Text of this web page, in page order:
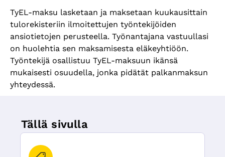
TyEL-maksu lasketaan ja maksetaan kuukausittain
tulorekisteriin ilmoitettujen työntekijöiden
ansiotietojen perusteella. Työnantajana vastuullasi
on huolehtia sen maksamisesta eläkeyhtiöön.
Työntekijä osallistuu TyEL-maksuun ikänsä
mukaisesti osuudella, jonka pidätät palkanmaksun
yhteydessä.
Tällä sivulla